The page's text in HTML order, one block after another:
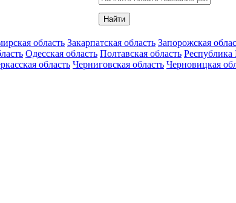
Найти
область Закарпатская область Запорожская
Одесская область Полтавская область
область Черниговская область Черновицкая